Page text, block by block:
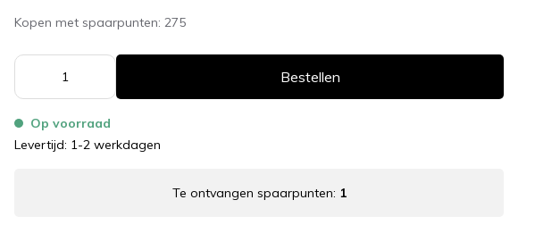
Kopen met spaarpunten:275
Bestellen
Op voorraad
Levertijd: 1-2 werkdagen
Te ontvangen spaarpunten: 1